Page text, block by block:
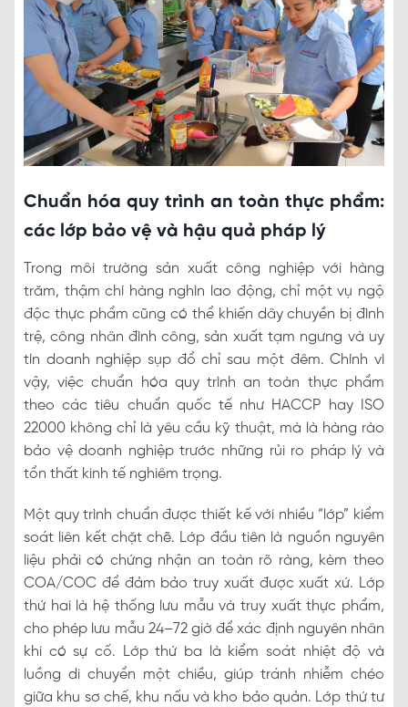
Chuẩn hóa quy trình an toàn thực phẩm:
các lớp bảo vệ và hậu quả pháp lý
Trong môi trường sản xuất công nghiệp với hàng
trăm, thậm chí hàng nghìn lao động, chỉ một vụ ngộ
độc thực phẩm cũng có thể khiến dây chuyền bị đình
trệ, công nhân đình công, sản xuất tạm ngưng và uy
tín doanh nghiệp sụp đổ chỉ sau một đêm. Chính vì
vậy, việc chuẩn hóa quy trình an toàn thực phẩm
theo các tiêu chuẩn quốc tế như HACCP hay ISO
22000 không chỉ là yêu cầu kỹ thuật, mà là hàng rào
bảo vệ doanh nghiệp trước những rủi ro pháp lý và
tổn thất kinh tế nghiêm trọng.
Một quy trình chuẩn được thiết kế với nhiều “lớp” kiểm
soát liên kết chặt chẽ. Lớp đầu tiên là nguồn nguyên
liệu phải có chứng nhận an toàn rõ ràng, kèm theo
COA/COC để đảm bảo truy xuất được xuất xứ. Lớp
thứ hai là hệ thống lưu mẫu và truy xuất thực phẩm,
cho phép lưu mẫu 24–72 giờ để xác định nguyên nhân
khi có sự cố. Lớp thứ ba là kiểm soát nhiệt độ và
luồng di chuyển một chiều, giúp tránh nhiễm chéo
giữa khu sơ chế, khu nấu và kho bảo quản. Lớp thứ tư